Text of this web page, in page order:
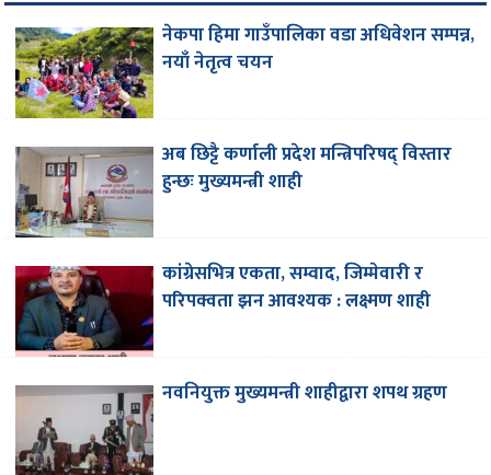
नेकपा हिमा गाउँपालिका वडा अधिवेशन सम्पन्न,
नयाँ नेतृत्व चयन
अब छिट्टै कर्णाली प्रदेश मन्त्रिपरिषद् विस्तार
हुन्छः मुख्यमन्त्री शाही
कांग्रेसभित्र एकता, सम्वाद, जिम्मेवारी र
परिपक्वता झन आवश्यक : लक्ष्मण शाही
नवनियुक्त मुख्यमन्त्री शाहीद्वारा शपथ ग्रहण